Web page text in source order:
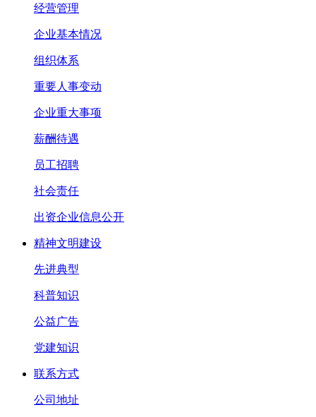
经营管理
企业基本情况
组织体系
重要人事变动
企业重大事项
薪酬待遇
员工招聘
社会责任
出资企业信息公开
精神文明建设
先进典型
科普知识
公益广告
党建知识
联系方式
公司地址